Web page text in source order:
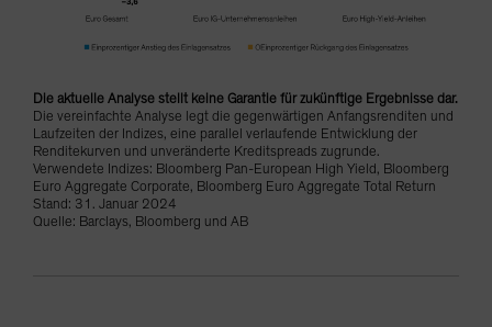
Die aktuelle Analyse stellt keine Garantie für zukünftige Ergebnisse dar.
Die vereinfachte Analyse legt die gegenwärtigen Anfangsrenditen und
Laufzeiten der Indizes, eine parallel verlaufende Entwicklung der
Renditekurven und unveränderte Kreditspreads zugrunde.
Verwendete Indizes: Bloomberg Pan-European High Yield, Bloomberg
Euro Aggregate Corporate, Bloomberg Euro Aggregate Total Return
Stand: 31. Januar 2024
Quelle: Barclays, Bloomberg und AB